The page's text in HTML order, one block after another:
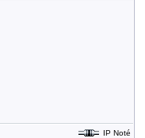
IP Noté